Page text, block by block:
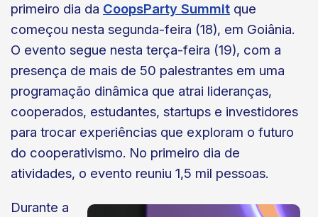
primeiro dia da CoopsParty Summit que
começou nesta segunda-feira (18), em Goiânia.
O evento segue nesta terça-feira (19), com a
presença de mais de 50 palestrantes em uma
programação dinâmica que atrai lideranças,
cooperados, estudantes, startups e investidores
para trocar experiências que exploram o futuro
do cooperativismo. No primeiro dia de
atividades, o evento reuniu 1,5 mil pessoas.
Durante a